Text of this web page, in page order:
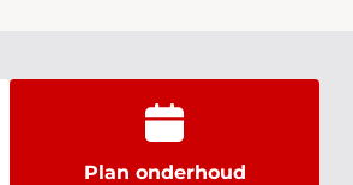
Plan onderhoud